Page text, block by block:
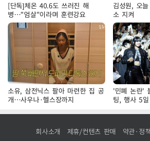
[단독]체온 40.6도 쓰러진 해
병…"엄살"이라며 훈련강요
김성원, 오
소 지켜
소유, 삼전닉스 팔아 마련한 집 공
개…사우나·헬스장까지
'민폐 논란'
팅, 행사 5
회사소개 제휴/컨텐츠 판매 약관·정